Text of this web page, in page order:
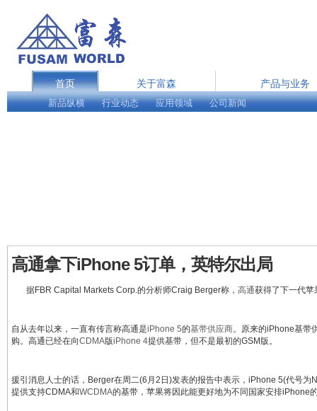
首页 关于富森
产品与业务
在线服务
English
新品纵横 行业动态 应用领域 公司新闻
高通拿下iPhone 5订单，英特尔出局
据FBR Capital Markets Corp.的分析师Craig Berger称， 高通获得了下一代
自从去年以来，一直有传言称高通是iPhone 5的基带供应商。原来的iPhone基带
购。高通已经在向CDMA版iPhone 4提供基带，但不是最初的GSM版。
援引消息人士的话，Berger在周二(6月2日)发表的报告中表示，iPhone 5(代号
提供支持CDMA和WCDMA的基带，苹果将因此能更好地为不同国家安排iPhone